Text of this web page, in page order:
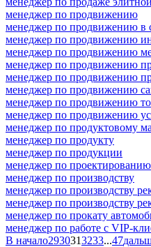
менеджер по продвижению
менеджер по продвижению в
менеджер по продвижению
менеджер по продвижению
менеджер по продвижению
менеджер по продвижению
менеджер по продвижению
менеджер по продвижению
менеджер по продвижению
менеджер по продуктовому
менеджер по продукту
менеджер по продукции
менеджер по проектированию
менеджер по производству
менеджер по производству
менеджер по производству
менеджер по прокату
менеджер по работе с VIP-
В начало2930313233...47